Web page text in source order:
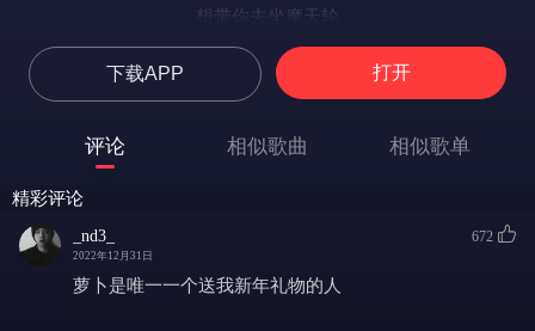
想带你去坐摩天轮
有你在我身边不觉得闷
Pick up the phone it’s my tone
（接电话吧这是我的声音）
Play my song when you alone
I started all this from nothing
下载APP 打开
评论 相似歌曲 相似歌单
精彩评论
_nd3_
2022年12月31日
672
萝卜是唯一一个送我新年礼物的人